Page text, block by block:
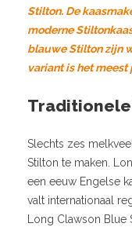
Stilton. De
moderne
blauwe Stilton zijn
variant is het meest
Slechts zes
Stilton te maken.
een eeuw Engelse
valt internationaal
Long Clawson Blue